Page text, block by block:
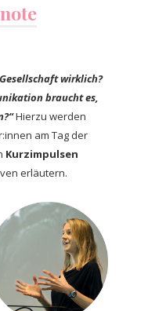
wirklich?
braucht es,
Hierzu werden
am Tag der
Kurzimpulsen
erläutern.